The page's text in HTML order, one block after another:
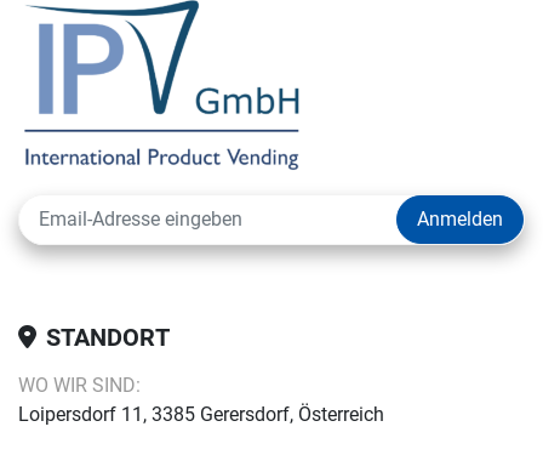
Anmelden
STANDORT
WO WIR SIND:
Loipersdorf 11, 3385 Gerersdorf, Österreich